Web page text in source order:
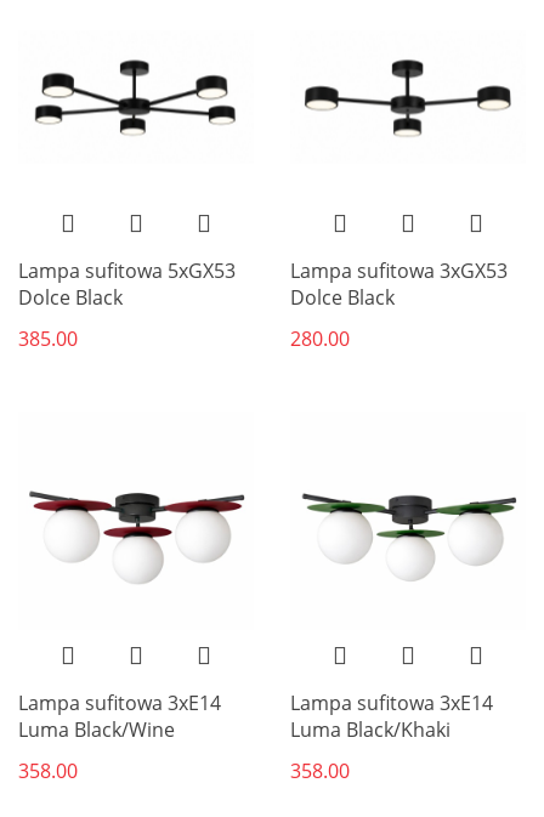
Lampa sufitowa 5xGX53
Dolce Black
385.00
Lampa sufitowa 3xGX53
Dolce Black
280.00
Lampa sufitowa 3xE14
Luma Black/Wine
358.00
Lampa sufitowa 3xE14
Luma Black/Khaki
358.00